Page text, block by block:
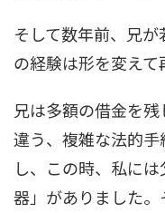
そして数年前、兄
の経験は形を変えて
兄は多額の借金を
違う、複雑な法的
し、この時、私に
器」がありました